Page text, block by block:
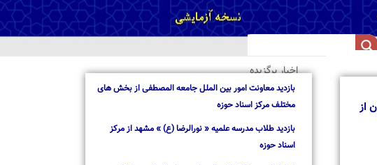
اخبار برگزیده
بازدید معاونت امور بین الملل جامعه المصطفی از بخش های
مختلف مرکز اسناد حوزه
بازدید طلاب مدرسه علمیه « نورالرضا (ع) » مشهد از مرکز
اسناد حوزه